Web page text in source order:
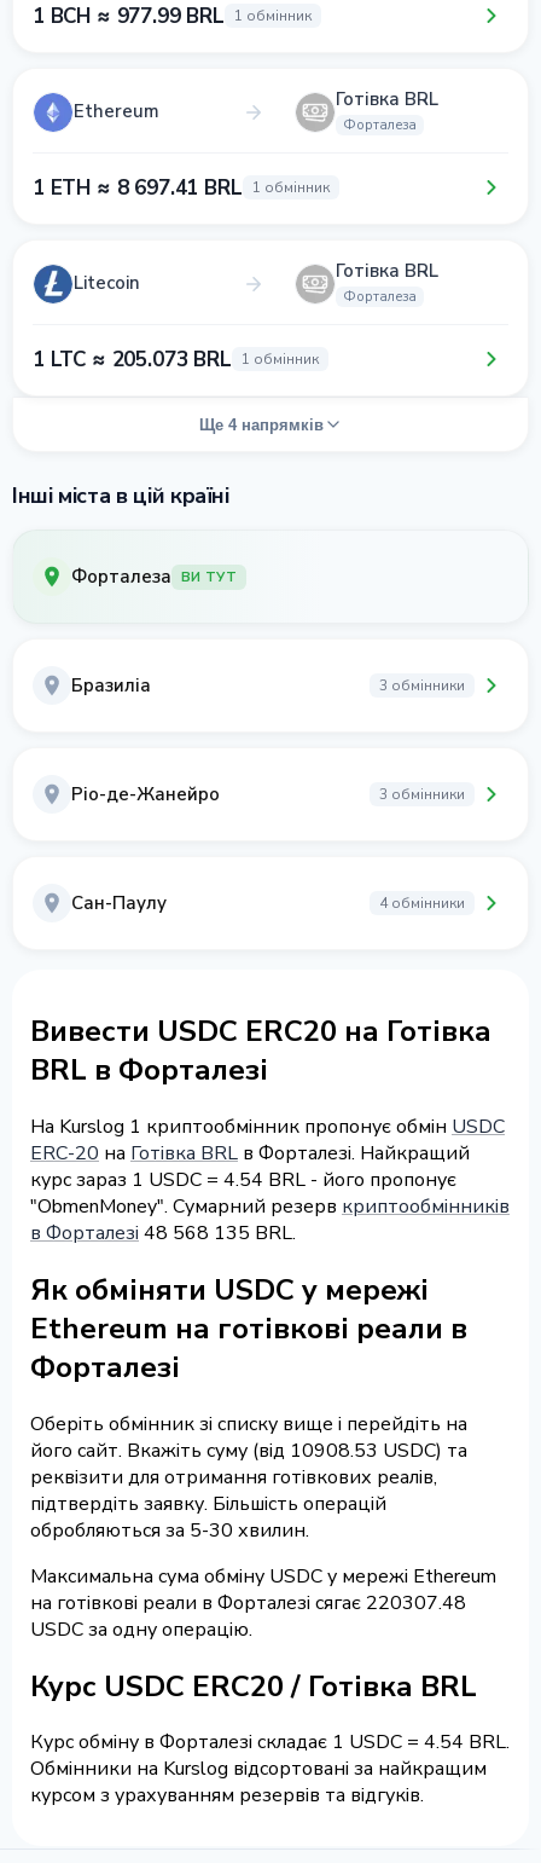
1 BCH ≈ 977.99 BRL 1 обмінник
Ethereum Готівка BRL
Форталеза
1 ETH ≈ 8 697.41 BRL 1 обмінник
Litecoin Готівка BRL
Форталеза
1 LTC ≈ 205.073 BRL 1 обмінник
Ще 4 напрямків
Інші міста в цій країні
Форталеза ВИ ТУТ
Бразиліа 3 обмінники
Ріо-де-Жанейро 3 обмінники
Сан-Паулу 4 обмінники
Вивести USDC ERC20 на Готівка
BRL в Форталезі
На Kurslog 1 криптообмінник пропонує обмін USDC
ERC-20 на Готівка BRL в Форталезі. Найкращий
курс зараз 1 USDC = 4.54 BRL - його пропонує
"ObmenMoney". Сумарний резерв криптообмінників
в Форталезі 48 568 135 BRL.
Як обміняти USDC у мережі
Ethereum на готівкові реали в
Форталезі
Оберіть обмінник зі списку вище і перейдіть на
його сайт. Вкажіть суму (від 10908.53 USDC) та
реквізити для отримання готівкових реалів,
підтвердіть заявку. Більшість операцій
обробляються за 5-30 хвилин.
Максимальна сума обміну USDC у мережі Ethereum
на готівкові реали в Форталезі сягає 220307.48
USDC за одну операцію.
Курс USDC ERC20 / Готівка BRL
Курс обміну в Форталезі складає 1 USDC = 4.54 BRL.
Обмінники на Kurslog відсортовані за найкращим
курсом з урахуванням резервів та відгуків.